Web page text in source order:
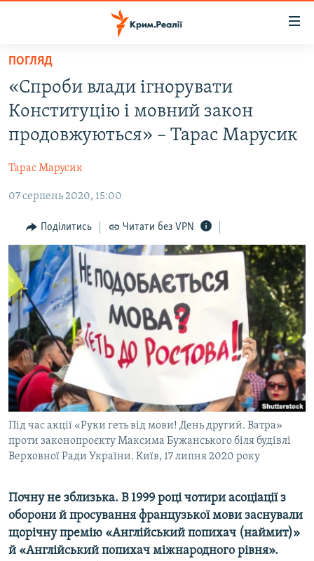
Перейти
основного
матеріалу
до
основної
навігації
Перейти
пошуку
ВОДА.КРИМ
ВІДЕО ТА ФОТО
БЛОГИ
ПОГЛЯД
ІНТЕРВ'Ю
ВСЕ ЗА ДЕНЬ
СПЕЦПРОЕКТИ
ДЕПОРТАЦІЯ
ВІДЕОУРОКИ «ELIFBE»
СВІДЧЕННЯ ОКУПАЦІЇ
УКРАЇНСЬКА ПРОБЛЕМА КРИМУ
ІНФОГРАФІКА
ЯК ОБІЙТИ БЛОКУВАННЯ
Русский
Qırımtatar
ДОЛУЧАЙСЯ!
ПОГЛЯД
«Спроби влади ігнорувати
Конституцію і мовний закон
продовжуються» – Тарас Марусик
Тарас Марусик
07 серпень 2020, 15:00
Поділитись Читати без VPN
Під час акції «Руки геть від мови! День другий. Ватра»
проти законопроєкту Максима Бужанського біля будівлі
Верховної Ради України. Київ, 17 липня 2020 року
Почну не зблизька. В 1999 році чотири асоціації з
оборони й просування французької мови заснували
щорічну премію «Англійський попихач (наймит)»
й «Англійський попихач міжнародного рівня».